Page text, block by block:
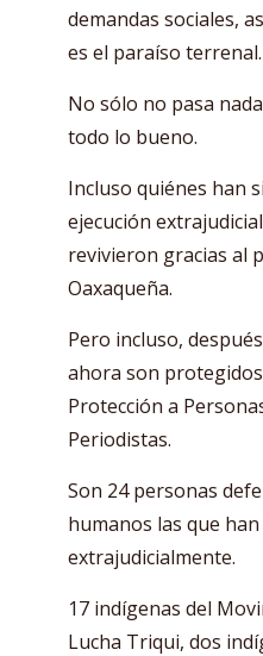
demandas sociales,
es el paraíso terrenal.
No sólo no pasa
todo lo bueno.
Incluso quiénes han
ejecución
revivieron gracias al
Oaxaqueña.
Pero incluso,
ahora son
Protección a
Periodistas.
Son 24 personas
humanos las que
extrajudicialmente.
17 indígenas del
Lucha Triqui, dos